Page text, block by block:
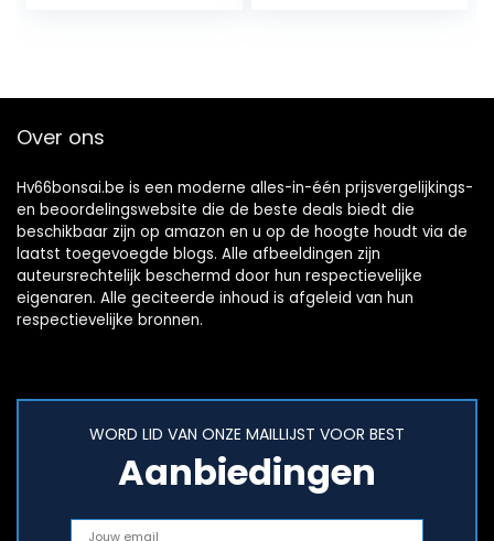
Over ons
Hv66bonsai.be is een moderne alles-in-één prijsvergelijkings-
en beoordelingswebsite die de beste deals biedt die
beschikbaar zijn op amazon en u op de hoogte houdt via de
laatst toegevoegde blogs. Alle afbeeldingen zijn
auteursrechtelijk beschermd door hun respectievelijke
eigenaren. Alle geciteerde inhoud is afgeleid van hun
respectievelijke bronnen.
WORD LID VAN ONZE MAILLIJST VOOR BEST
Aanbiedingen